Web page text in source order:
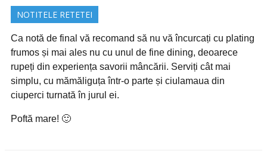
NOTITELE RETETEI
Ca notă de final vă recomand să nu vă încurcați cu plating
frumos și mai ales nu cu unul de fine dining, deoarece
rupeți din experiența savorii mâncării. Serviți cât mai
simplu, cu mămăliguța într-o parte și ciulamaua din
ciuperci turnată în jurul ei.
Poftă mare! 🙂